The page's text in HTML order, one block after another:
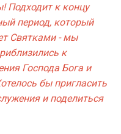
Подходит к концу
период, который
Святками - мы
к
Господа Бога и
бы пригласить
и поделиться